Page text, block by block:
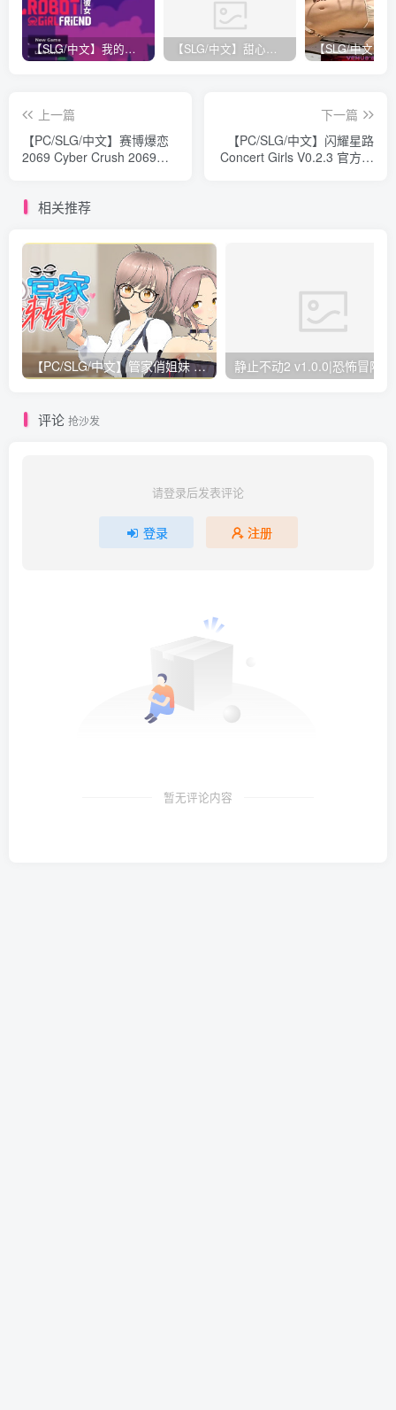
【SLG/中文】我的反乌托邦机器人女友 My Dystopian Robot Girlfriend V0.86.3官方中文版【856M】 【SLG/中文】甜心选择2Libido DX V5.5.6+大量MOD STEAM官方中文版【96G】
上一篇
【PC/SLG/中文】赛博爆恋
2069 Cyber Crush 2069
下一篇
【PC/SLG/中文】闪耀星路
Concert Girls V0.2.3 官方中
相关推荐
【PC/SLG/中文】管家俏姐妹 Lustful Butler And Charming Sisters Build.19171001 STEAM官方中文版【540MB】
评论 抢沙发
请登录后发表评论
登录 注册
暂无评论内容